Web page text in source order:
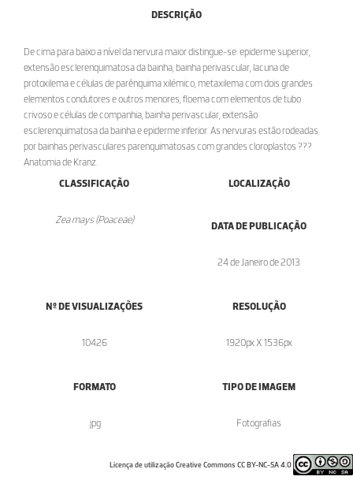
DESCRIÇÃO
De cima para baixo a nível da nervura maior distingue-se: epiderme superior,
extensão esclerenquimatosa da bainha, bainha perivascular, lacuna de
protoxilema e células de parênquima xilémico, metaxilema com dois grandes
elementos condutores e outros menores, floema com elementos de tubo
crivoso e células de companhia, bainha perivascular, extensão
esclerenquimatosa da bainha e epiderme inferior. As nervuras estão rodeadas
por bainhas perivasculares parenquimatosas com grandes cloroplastos ???
Anatomia de Kranz.
CLASSIFICAÇÃO
Zea mays (Poaceae)
LOCALIZAÇÃO
DATA DE PUBLICAÇÃO
24 de Janeiro de 2013
Nº DE VISUALIZAÇÕES
10426
RESOLUÇÃO
1920px X 1536px
FORMATO
.jpg
TIPO DE IMAGEM
Fotografias
Licença de utilização Creative Commons CC BY-NC-SA 4.0